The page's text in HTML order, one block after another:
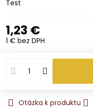
Test
1,23 €
1 € bez DPH
Otázka k produktu